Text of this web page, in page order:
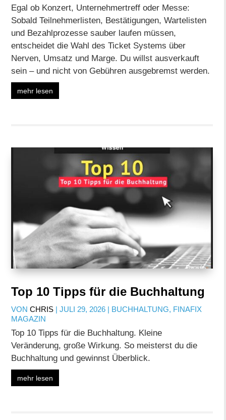
Egal ob Konzert, Unternehmertreff oder Messe:
Sobald Teilnehmerlisten, Bestätigungen, Wartelisten
und Bezahlprozesse sauber laufen müssen,
entscheidet die Wahl des Ticket Systems über
Nerven, Umsatz und Marge. Du willst ausverkauft
sein – und nicht von Gebühren ausgebremst werden.
mehr lesen
Top 10 Tipps für die Buchhaltung
VONCHRIS |JULI 29, 2026 | BUCHHALTUNG, FINAFIX
MAGAZIN
Top 10 Tipps für die Buchhaltung. Kleine
Veränderung, große Wirkung. So meisterst du die
Buchhaltung und gewinnst Überblick.
mehr lesen